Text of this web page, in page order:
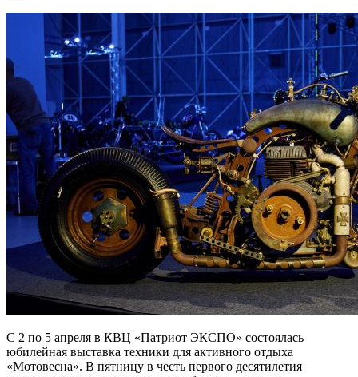
С 2 по 5 апреля в КВЦ «Патриот ЭКСПО» состоялась
юбилейная выставка техники для активного отдыха
«Мотовесна». В пятницу в честь первого десятилетия